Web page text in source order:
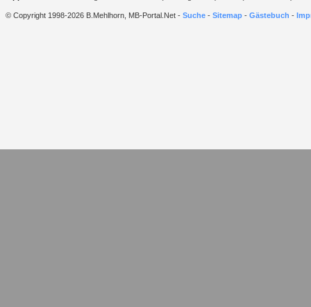
© Copyright 1998-2026 B.Mehlhorn, MB-Portal.Net - Suche - Sitemap - Gästebuch -